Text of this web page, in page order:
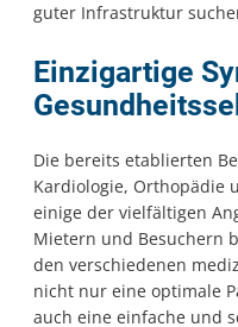
guter Infrastruktur
Einzigartige
Die bereits etablierten
Kardiologie, Orthopädie
einige der vielfältigen
Mietern und Besuchern
den verschiedenen
nicht nur eine optimale
auch eine einfache und